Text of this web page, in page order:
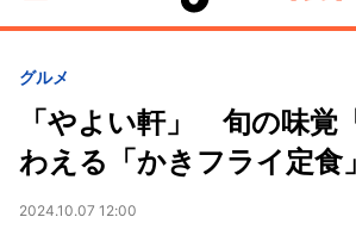
グルメ
「やよい軒」 旬の味覚
わえる「かきフライ定食」
2024.10.07 12:00